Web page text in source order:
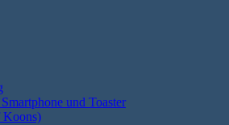
und Toaster
Koons)